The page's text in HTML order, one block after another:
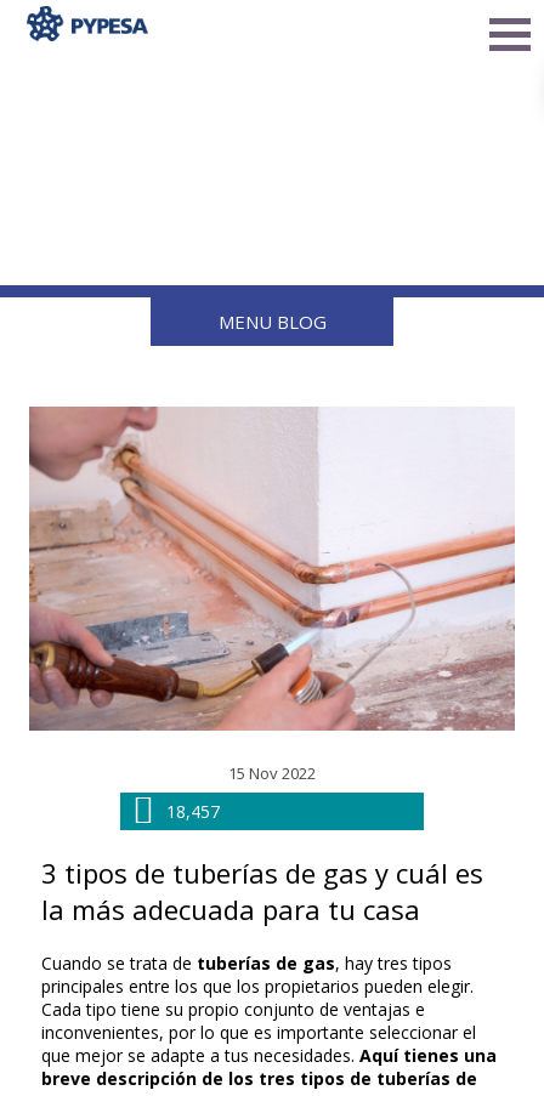
MENU BLOG
15 Nov 2022
18,457
3 tipos de tuberías de gas y cuál es
la más adecuada para tu casa
Cuando se trata de tuberías de gas, hay tres tipos
principales entre los que los propietarios pueden elegir.
Cada tipo tiene su propio conjunto de ventajas e
inconvenientes, por lo que es importante seleccionar el
que mejor se adapte a tus necesidades. Aquí tienes una
breve descripción de los tres tipos de tuberías de